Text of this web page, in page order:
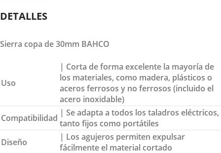
DETALLES
Sierra copa de 30mm BAHCO
Uso
| Corta de forma excelente la mayoría de
los materiales, como madera, plásticos o
aceros ferrosos y no ferrosos (incluido el
acero inoxidable)
Compatibilidad | Se adapta a todos los taladros eléctricos,
tanto fijos como portátiles
Diseño
| Los agujeros permiten expulsar
fácilmente el material cortado